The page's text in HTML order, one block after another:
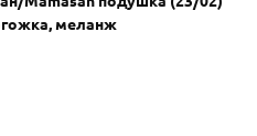
меланж